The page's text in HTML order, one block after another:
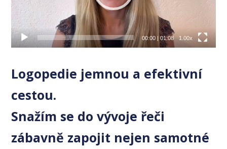
00:00|01:08 1.00x
Logopedie jemnou a efektivní
cestou.
Snažím se do vývoje řeči
zábavně zapojit nejen samotné